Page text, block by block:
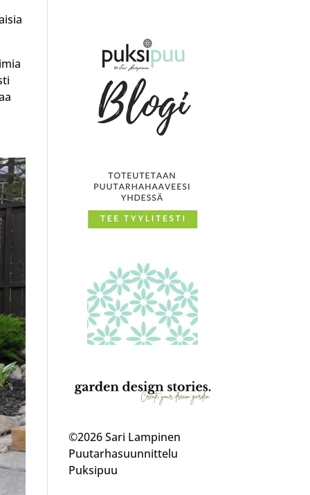
©2026 Sari Lampinen
Puutarhasuunnittelu
Puksipuu